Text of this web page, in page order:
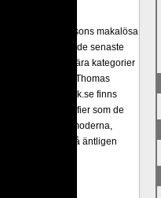
om Ulf Anderssons makalösa
Schack har de senaste
Andra populära kategorier
och IM Thomas
5 juli. På Schack.se finns
med fotografier som de
med moderna,
har alltså äntligen